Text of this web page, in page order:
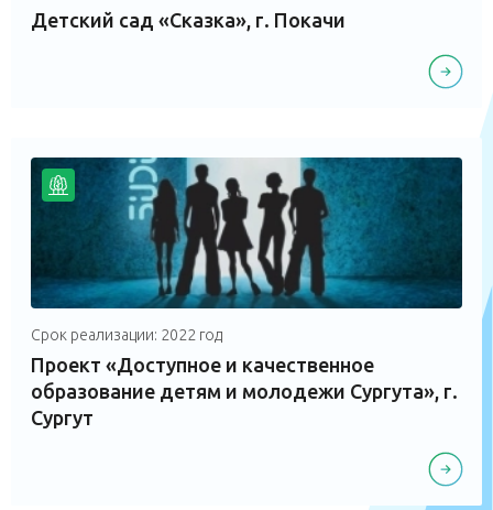
Детский сад «Сказка», г. Покачи
Срок реализации: 2022 год
Проект «Доступное и качественное
образование детям и молодежи Сургута», г.
Сургут